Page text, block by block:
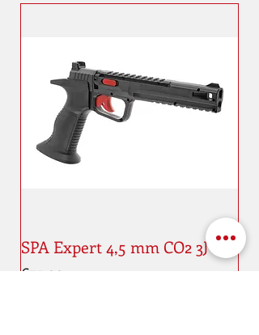
SPA Expert 4,5 mm CO2 3J
Price
€75.00